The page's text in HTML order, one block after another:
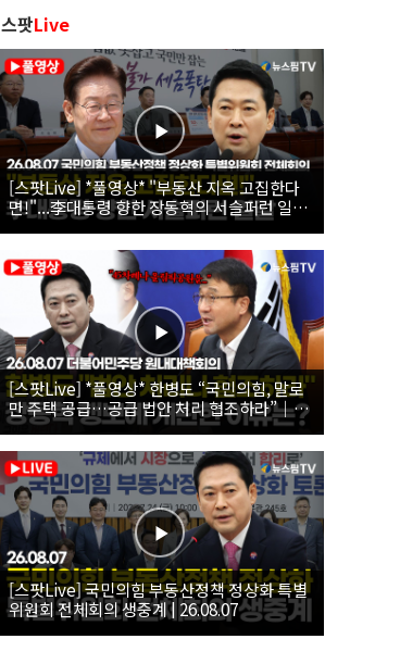
스팟Live
[스팟Live] *풀영상* "부동산 지옥 고집한다
면!"...李대통령 향한 장동혁의 서슬퍼런 일갈
| 26.08.07 국민의힘 부동산정책 정상화 특별
위원회 전체회의
[스팟Live] *풀영상* 한병도 “국민의힘, 말로
만 주택 공급…공급 법안 처리 협조하라”｜
26.08.07 더불어민주당 원내대책회의
[스팟Live] 국민의힘 부동산정책 정상화 특별
위원회 전체회의 생중계 | 26.08.07